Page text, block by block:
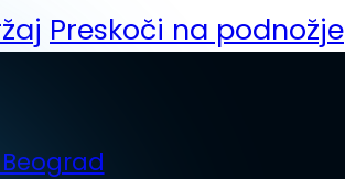
Preskoči na podnožje